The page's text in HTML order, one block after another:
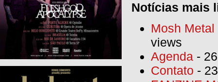
Notícias mais
Mosh
views
Agenda -
Contato -